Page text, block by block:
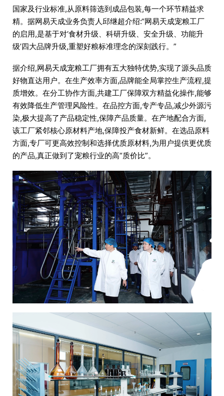
国家及行业标准,从原料筛选到成品包装,每一个环节精益求
精。据网易天成业务负责人邱继超介绍:“网易天成宠粮工厂
的启用,是基于对‘食材升级、科研升级、安全升级、功能升
级’四大品牌升级,重塑好粮标准理念的深刻践行。”
据介绍,网易天成宠粮工厂拥有五大独特优势,实现了源头品质
好物直达用户。在生产效率方面,品牌能全局掌控生产流程,提
质增效。在分工协作方面,共建工厂保障双方精益化操作,能够
有效降低生产管理风险性。在品控方面,专产专品,减少外源污
染,极大提高了产品稳定性,保障产品质量。在产地配合方面,
该工厂紧邻核心原材料产地,保障投产食材新鲜。在选品原料
方面,专厂可更高效控制和选择优质原材料,为用户提供更优质
的产品,真正做到了宠粮行业的高“质价比”。